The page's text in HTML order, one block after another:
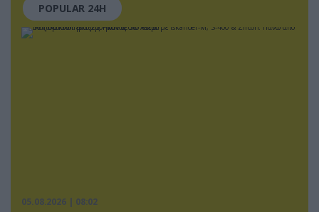
POPULAR 24H
05.08.2026 | 08:02